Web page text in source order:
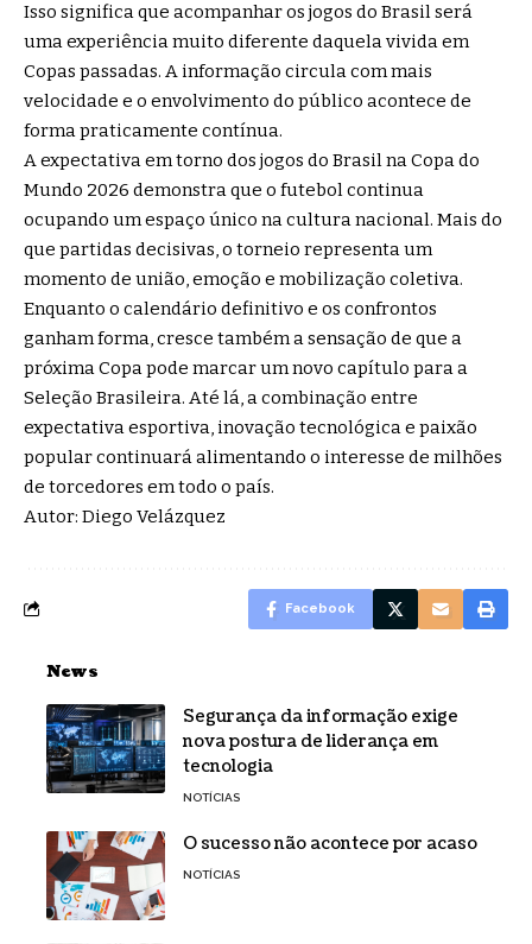
Isso significa que acompanhar os jogos do Brasil será
uma experiência muito diferente daquela vivida em
Copas passadas. A informação circula com mais
velocidade e o envolvimento do público acontece de
forma praticamente contínua.
A expectativa em torno dos jogos do Brasil na Copa do
Mundo 2026 demonstra que o futebol continua
ocupando um espaço único na cultura nacional. Mais do
que partidas decisivas, o torneio representa um
momento de união, emoção e mobilização coletiva.
Enquanto o calendário definitivo e os confrontos
ganham forma, cresce também a sensação de que a
próxima Copa pode marcar um novo capítulo para a
Seleção Brasileira. Até lá, a combinação entre
expectativa esportiva, inovação tecnológica e paixão
popular continuará alimentando o interesse de milhões
de torcedores em todo o país.
Autor: Diego Velázquez
Facebook
News
Segurança da informação exige
nova postura de liderança em
tecnologia
NOTÍCIAS
O sucesso não acontece por acaso
NOTÍCIAS